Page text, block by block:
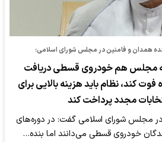
همدان و فامنین در مجلس شورای اسلامی:
مجلس هم خودروی قسطی دریافت
فوت کند، نظام باید هزینه بالایی برای
مجدد پرداخت کند
مجلس شورای اسلامی گفت: در دوره‌های
خودروی قسطی می‌دانند اما بنده…